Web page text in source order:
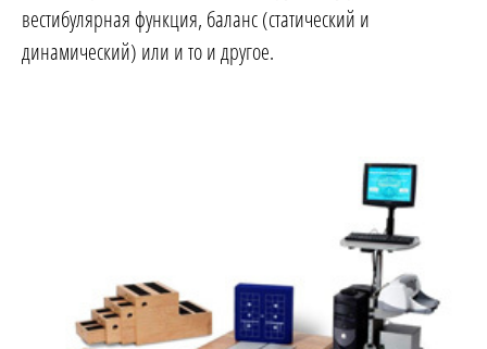
вестибулярная функция, баланс (статический и
динамический) или и то и другое.